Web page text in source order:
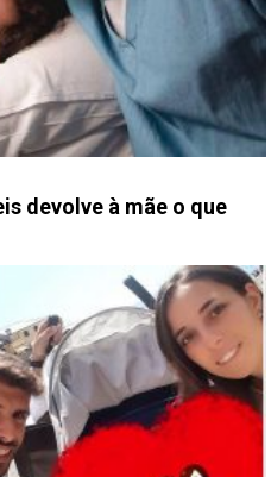
devolve à mãe o que